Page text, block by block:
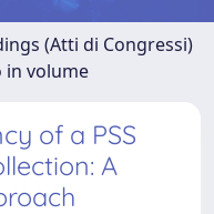
(Atti di Congressi)
in volume
of a PSS
A